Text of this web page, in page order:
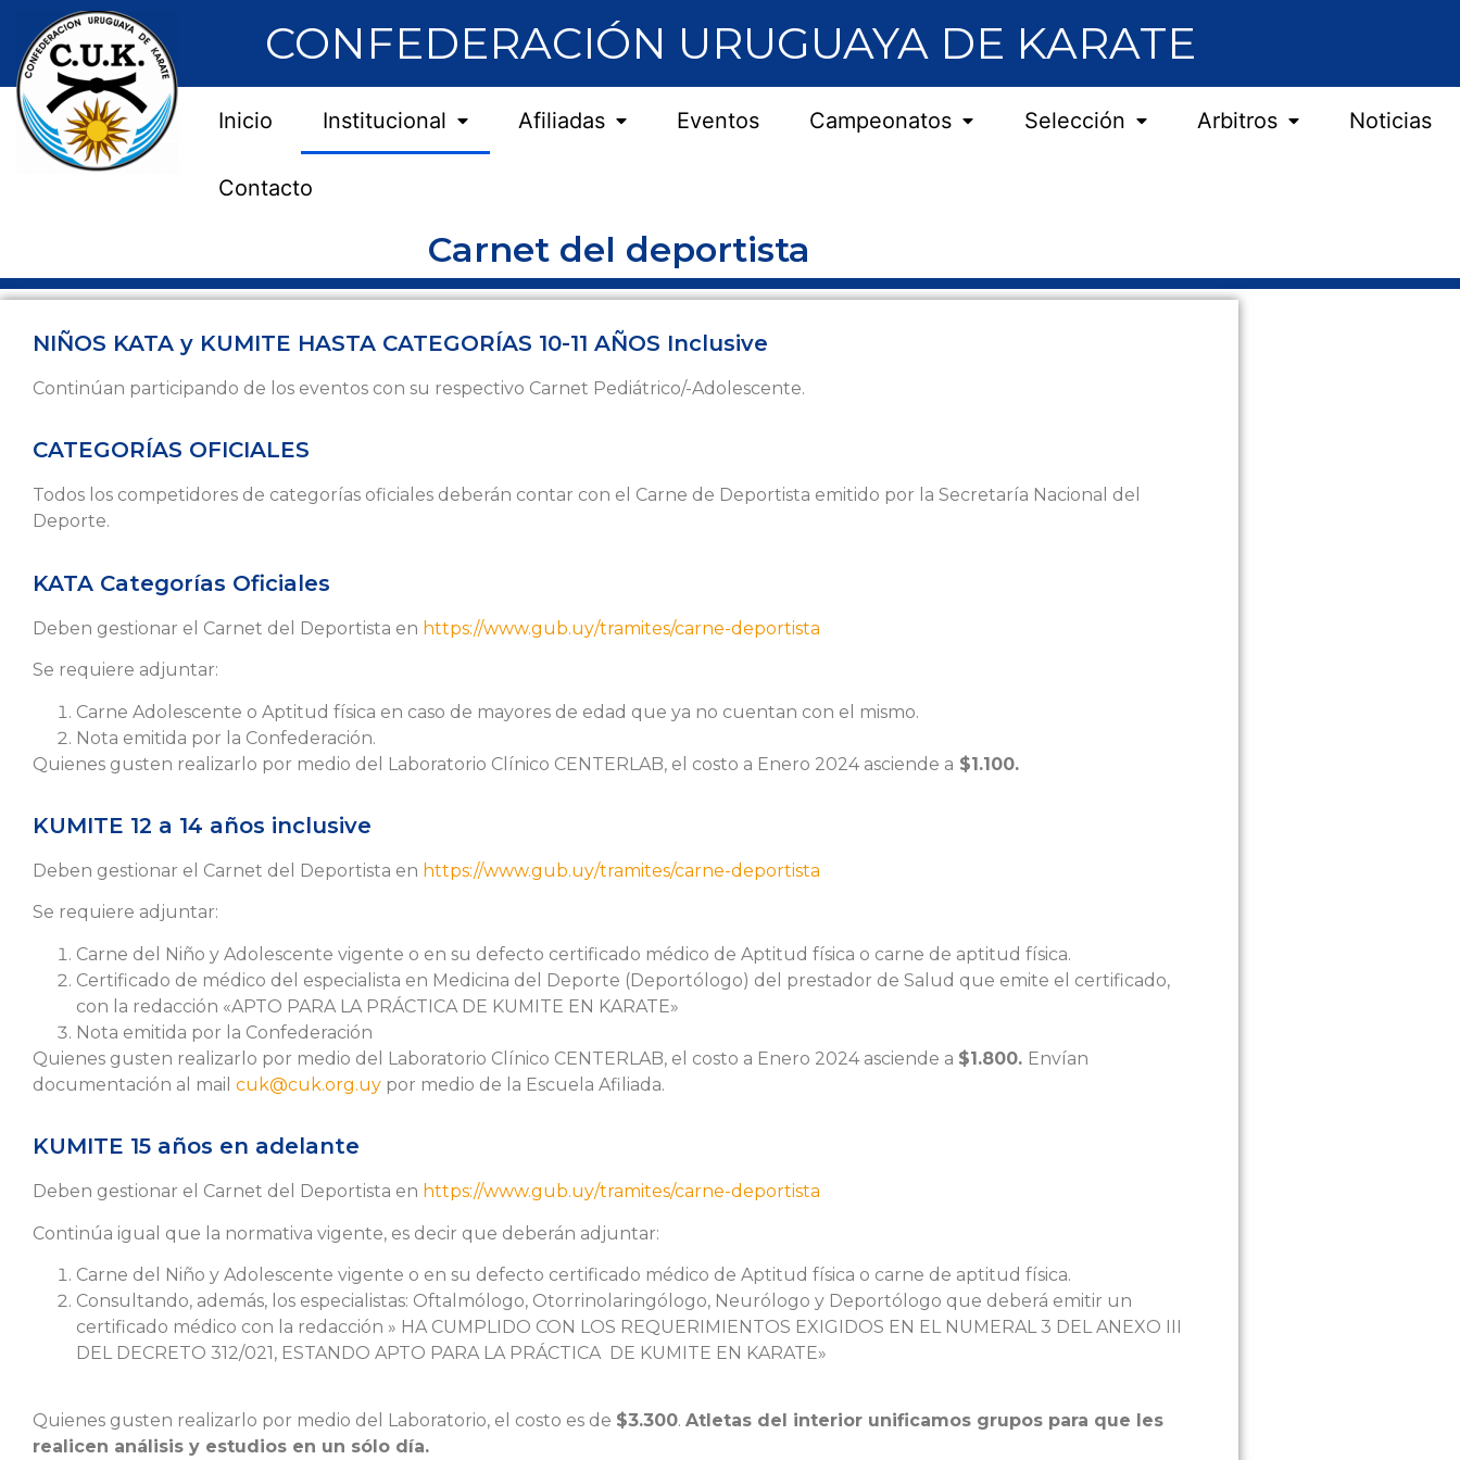
CONFEDERACIÓN URUGUAYA DE KARATE
Inicio Institucional Afiliadas Eventos Campeonatos Selección Arbitros Noticias
Contacto
Carnet del deportista
NIÑOS KATA y KUMITE HASTA CATEGORÍAS 10-11 AÑOS Inclusive
Continúan participando de los eventos con su respectivo Carnet Pediátrico/-Adolescente.
CATEGORÍAS OFICIALES
Todos los competidores de categorías oficiales deberán contar con el Carne de Deportista emitido por la Secretaría Nacional del
Deporte.
KATA Categorías Oficiales
Deben gestionar el Carnet del Deportista en https://www.gub.uy/tramites/carne-deportista
Se requiere adjuntar:
Carne Adolescente o Aptitud física en caso de mayores de edad que ya no cuentan con el mismo.
Nota emitida por la Confederación.
Quienes gusten realizarlo por medio del Laboratorio Clínico CENTERLAB, el costo a Enero 2024 asciende a $1.100.
KUMITE 12 a 14 años inclusive
Deben gestionar el Carnet del Deportista en https://www.gub.uy/tramites/carne-deportista
Se requiere adjuntar:
Carne del Niño y Adolescente vigente o en su defecto certificado médico de Aptitud física o carne de aptitud física.
Certificado de médico del especialista en Medicina del Deporte (Deportólogo) del prestador de Salud que emite el certificado,
con la redacción «APTO PARA LA PRÁCTICA DE KUMITE EN KARATE»
Nota emitida por la Confederación
Quienes gusten realizarlo por medio del Laboratorio Clínico CENTERLAB, el costo a Enero 2024 asciende a $1.800. Envían
documentación al mail cuk@cuk.org.uy por medio de la Escuela Afiliada.
KUMITE 15 años en adelante
Deben gestionar el Carnet del Deportista en https://www.gub.uy/tramites/carne-deportista
Continúa igual que la normativa vigente, es decir que deberán adjuntar:
Carne del Niño y Adolescente vigente o en su defecto certificado médico de Aptitud física o carne de aptitud física.
Consultando, además, los especialistas: Oftalmólogo, Otorrinolaringólogo, Neurólogo y Deportólogo que deberá emitir un
certificado médico con la redacción » HA CUMPLIDO CON LOS REQUERIMIENTOS EXIGIDOS EN EL NUMERAL 3 DEL ANEXO III
DEL DECRETO 312/021, ESTANDO APTO PARA LA PRÁCTICA DE KUMITE EN KARATE»
Quienes gusten realizarlo por medio del Laboratorio, el costo es de $3.300. Atletas del interior unificamos grupos para que les
realicen análisis y estudios en un sólo día.